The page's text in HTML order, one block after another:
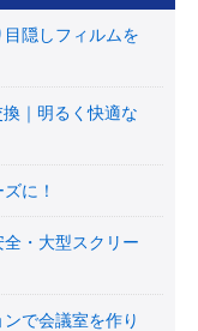
隠しフィルムを
｜明るく快適な
に！
・大型スクリー
で会議室を作り